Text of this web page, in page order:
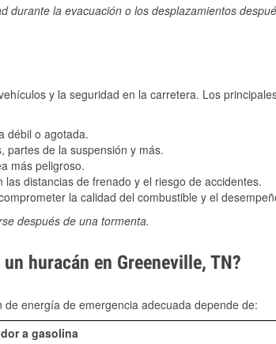
la evacuación o los desplazamientos
y la seguridad en la carretera. Los
débil o agotada.
de la suspensión y más.
más peligroso.
distancias de frenado y el riesgo de accidentes.
la calidad del combustible y el
después de una tormenta.
huracán en Greeneville, TN?
energía de emergencia adecuada depende de:
a gasolina